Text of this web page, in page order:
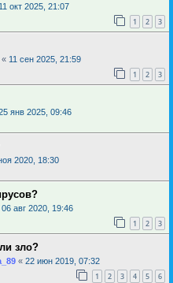
11 окт 2025, 21:07
1 2 3
« 11 сен 2025, 21:59
1 2 3
янв 2025, 09:46
2020, 18:30
06 авг 2020, 19:46
1 2 3
зло?
« 22 июн 2019, 07:32
1 2 3 4 5 6